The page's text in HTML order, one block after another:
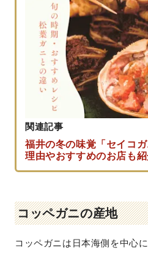
関連記事
福井の冬の味覚「セイコ
理由やおすすめのお店も
コッペガニの産地
コッペガニは日本海側を中心